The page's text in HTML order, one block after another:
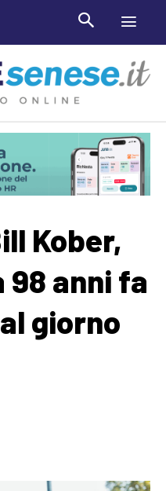
Kober,
98 anni fa
giorno